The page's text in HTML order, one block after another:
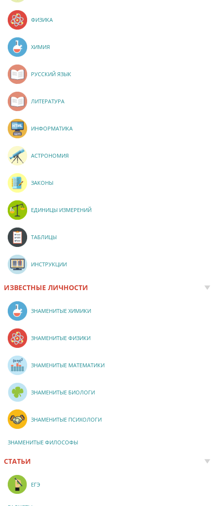
ФИЗИКА
ХИМИЯ
РУССКИЙ ЯЗЫК
ЛИТЕРАТУРА
ИНФОРМАТИКА
АСТРОНОМИЯ
ЗАКОНЫ
ЕДИНИЦЫ ИЗМЕРЕНИЙ
ТАБЛИЦЫ
ИНСТРУКЦИИ
ИЗВЕСТНЫЕ ЛИЧНОСТИ
ЗНАМЕНИТЫЕ ХИМИКИ
ЗНАМЕНИТЫЕ ФИЗИКИ
ЗНАМЕНИТЫЕ МАТЕМАТИКИ
ЗНАМЕНИТЫЕ БИОЛОГИ
ЗНАМЕНИТЫЕ ПСИХОЛОГИ
ЗНАМЕНИТЫЕ ФИЛОСОФЫ
СТАТЬИ
ЕГЭ